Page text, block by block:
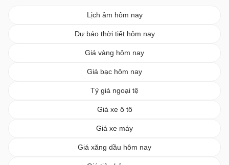
Lịch âm hôm nay
Dự báo thời tiết hôm nay
Giá vàng hôm nay
Giá bạc hôm nay
Tỷ giá ngoại tệ
Giá xe ô tô
Giá xe máy
Giá xăng dầu hôm nay